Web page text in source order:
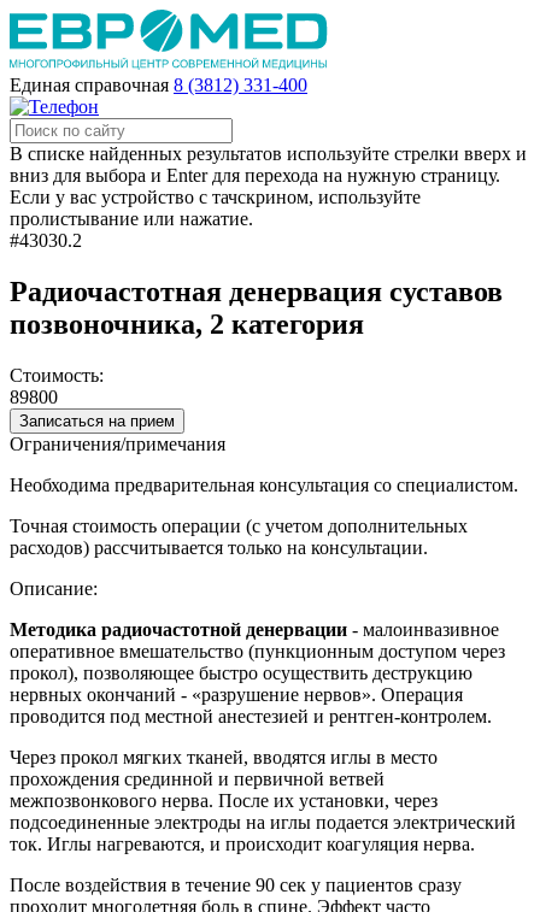
Единая справочная 8 (3812) 331-400
В списке найденных результатов используйте стрелки вверх и
вниз для выбора и Enter для перехода на нужную страницу.
Если у вас устройство с тачскрином, используйте
пролистывание или нажатие.
#43030.2
Радиочастотная денервация суставов
позвоночника, 2 категория
Стоимость:
89800
Записаться на прием
Ограничения/примечания
Необходима предварительная консультация со специалистом.
Точная стоимость операции (с учетом дополнительных
расходов) рассчитывается только на консультации.
Описание:
Методика радиочастотной денервации - малоинвазивное
оперативное вмешательство (пункционным доступом через
прокол), позволяющее быстро осуществить деструкцию
нервных окончаний - «разрушение нервов». Операция
проводится под местной анестезией и рентген-контролем.
Через прокол мягких тканей, вводятся иглы в место
прохождения срединной и первичной ветвей
межпозвонкового нерва. После их установки, через
подсоединенные электроды на иглы подается электрический
ток. Иглы нагреваются, и происходит коагуляция нерва.
После воздействия в течение 90 сек у пациентов сразу
проходит многолетняя боль в спине. Эффект часто